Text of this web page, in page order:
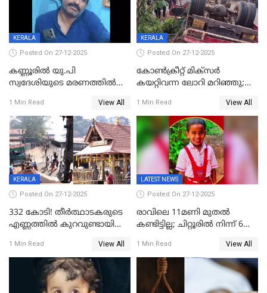
KERALA
Posted On 27-12-2025
കണ്ണൂരിൽ യു.പി
സ്വദേശിയുടെ മരണത്തിൽ
കേസ്; തർക്കമുണ്ടായത്
ഫേഷ്യലിന് 300 രൂപ
ആവശ്യപ്പെട്ടതിനെച്ചൊല്ലി
1 Min Read View All
KERALA
Posted On 27-12-2025
കോണ്‍ക്രീറ്റ് മിക്‌സര്‍
കയറ്റിവന്ന ലോറി മറിഞ്ഞു;
അപകടം കണ്ണൂരിൽ
1 Min Read View All
KERALA
Posted On 27-12-2025
332 കോടി! തീർത്ഥാടകരുടെ
എണ്ണത്തിൽ കുറവുണ്ടായിട്ടും
കുതിച്ചുയരുന്നു
1 Min Read View All
LATEST NEWS
Posted On 27-12-2025
രാവിലെ 11മണി മുതൽ
കണ്ടിട്ടില്ല; ചിറ്റൂരിൽ നിന്ന് 6
1 Min Read View All